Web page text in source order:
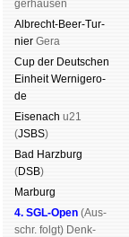
ger­hau­sen
Albrecht-Beer-Tur­
nier Ge­ra
Cup der Deut­schen
Ein­heit Wer­ni­ge­ro­
de
Eise­nach u21
(JSBS)
Bad Harz­burg
(DSB)
Mar­burg
4. SGL-Open (Aus­
schr. folgt) Denk­